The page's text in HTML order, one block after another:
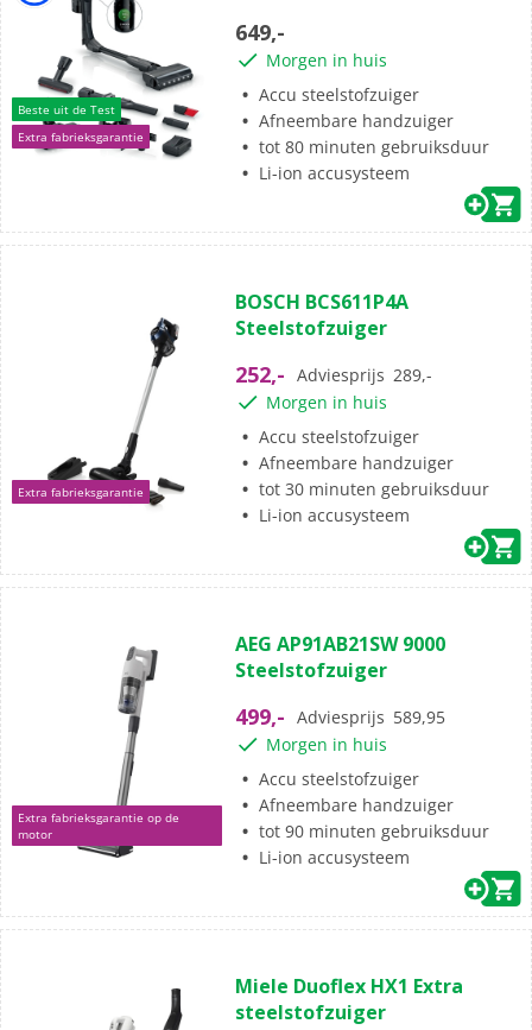
Beste uit de Test
Extra fabrieksgarantie
76
beoordelingen
649,-
Morgen in huis
Accu steelstofzuiger
Afneembare handzuiger
tot 80 minuten gebruiksduur
Li-ion accusysteem
Extra fabrieksgarantie
van
de
sterren.
16
beoordelingen
BOSCH BCS611P4A
Steelstofzuiger
252,- Adviesprijs 289,-
Morgen in huis
Accu steelstofzuiger
Afneembare handzuiger
tot 30 minuten gebruiksduur
Li-ion accusysteem
Extra fabrieksgarantie op de
motor
van
de
sterren.
27
beoordelingen
AEG AP91AB21SW 9000
Steelstofzuiger
499,- Adviesprijs 589,95
Morgen in huis
Accu steelstofzuiger
Afneembare handzuiger
tot 90 minuten gebruiksduur
Li-ion accusysteem
van
de
Miele Duoflex HX1 Extra
steelstofzuiger